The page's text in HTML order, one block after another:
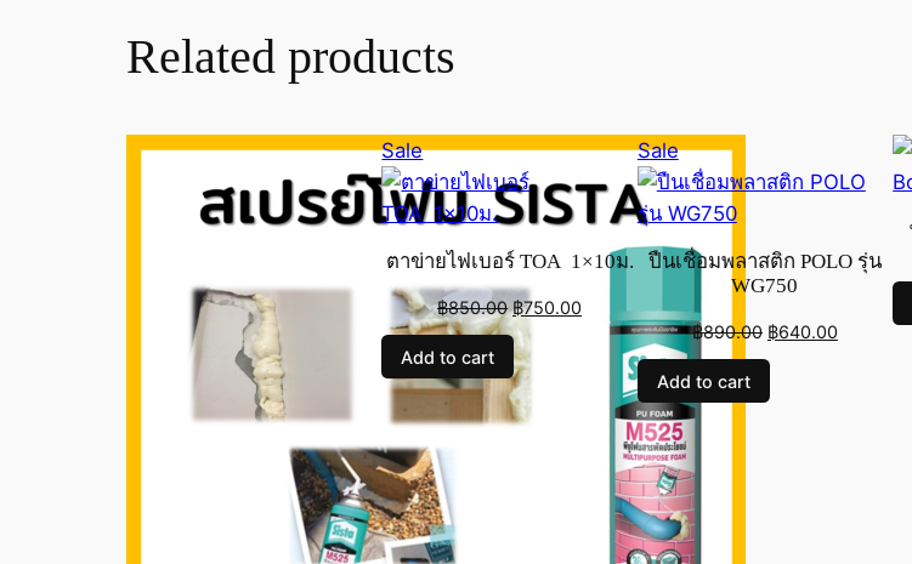
Related products
SaleProduct
on
sale
ตาข่ายไฟเบอร์ TOA 1×10ม.
฿850.00 Original
price
was:
฿850.00.
฿750.00
price
฿750.00.
Add to cart
SaleProduct
on
sale
ปืนเชื่อมพลาสติก POLO รุ่น
WG750
฿890.00 Original
price
฿640.00Current
Add to cart